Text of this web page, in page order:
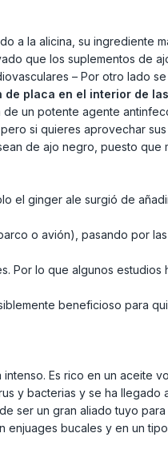
a la alicina, su ingrediente
que los suplementos de
– Por otro lado
de placa en el interior de
un potente agente
si quieres aprovechar
de ajo negro, puesto
el ginger ale surgió de
o avión), pasando por
Por lo que algunos estudios
beneficioso para
Es rico en un aceite
y bacterias y se ha llegado
un gran aliado tuyo
enjuages bucales y en un